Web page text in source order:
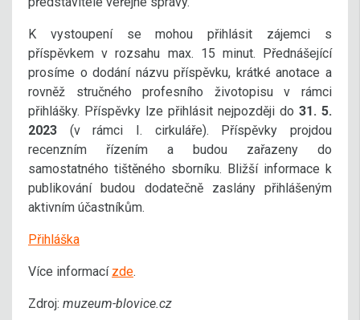
K vystoupení se mohou přihlásit zájemci s
příspěvkem v rozsahu max. 15 minut. Přednášející
prosíme o dodání názvu příspěvku, krátké anotace a
rovněž stručného profesního životopisu v rámci
přihlášky. Příspěvky lze přihlásit nejpozději do 31. 5.
2023 (v rámci I. cirkuláře). Příspěvky projdou
recenzním řízením a budou zařazeny do
samostatného tištěného sborníku. Bližší informace k
publikování budou dodatečně zaslány přihlášeným
aktivním účastníkům.
Přihláška
Více informací zde.
Zdroj: muzeum-blovice.cz